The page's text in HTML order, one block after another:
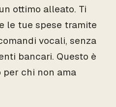
ottimo alleato. Ti
le tue spese tramite
vocali, senza
bancari. Questo è
chi non ama